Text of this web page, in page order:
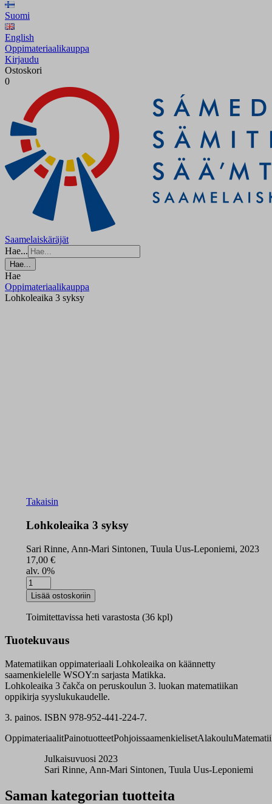
Suomi
English
Oppimateriaalikauppa
Kirjaudu
Ostoskori
0
Saamelaiskäräjät
Hae...
Hae...
Hae
Oppimateriaalikauppa
Lohkoleaika 3 syksy
Takaisin
Lohkoleaika 3 syksy
Sari Rinne, Ann-Mari Sintonen, Tuula Uus-Leponiemi, 2023
17,00 €
alv. 0%
Lohkoleaika
3
syksy
määrä
Lisää ostoskoriin
Toimitettavissa heti varastosta (36 kpl)
Tuotekuvaus
Matematiikan oppimateriaali Lohkoleaika on käännetty
saamenkielelle WSOY:n sarjasta Matikka.
Lohkoleaika 3 čakča on peruskoulun 3. luokan matematiikan
oppikirja syyslukukaudelle.
3. painos. ISBN 978-952-441-224-7.
OppimateriaalitPainotuotteetPohjoissaamenkielisetAlakoulu
Julkaisuvuosi 2023
Sari Rinne, Ann-Mari Sintonen, Tuula Uus-Leponiemi
Saman kategorian tuotteita